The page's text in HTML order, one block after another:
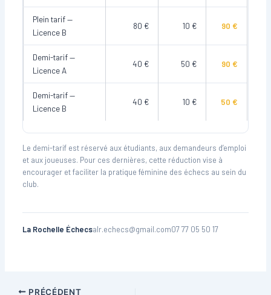
Plein tarif —
Licence B
80 € 10 € 90 €
Demi-tarif —
Licence A
40 € 50 € 90 €
Demi-tarif —
Licence B
40 € 10 € 50 €
Le demi-tarif est réservé aux étudiants, aux demandeurs d’emploi
et aux joueuses. Pour ces dernières, cette réduction vise à
encourager et faciliter la pratique féminine des échecs au sein du
club.
La Rochelle Échecsalr.echecs@gmail.com07 77 05 50 17
PRÉCÉDENT